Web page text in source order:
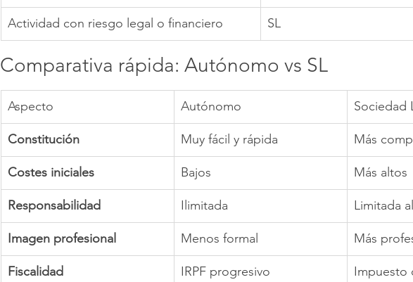
Actividad con riesgo legal o financiero SL
Comparativa rápida: Autónomo vs SL
Aspecto Autónomo Sociedad
Constitución Muy fácil y rápida Más
Costes iniciales Bajos Más altos
Responsabilidad Ilimitada Limitada
Imagen profesional Menos formal Más
Fiscalidad IRPF progresivo
Impuesto